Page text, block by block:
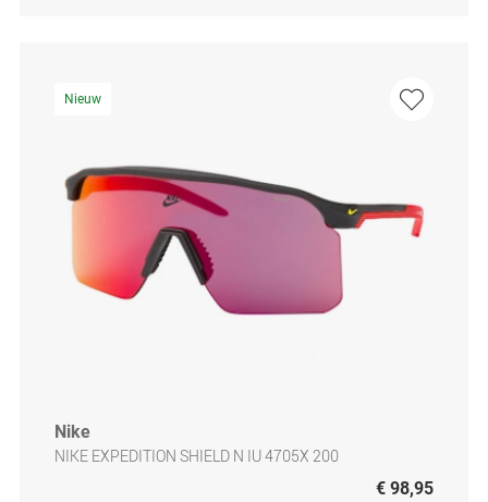
Nieuw
Nike
NIKE EXPEDITION SHIELD N IU 4705X 200
€ 98,95